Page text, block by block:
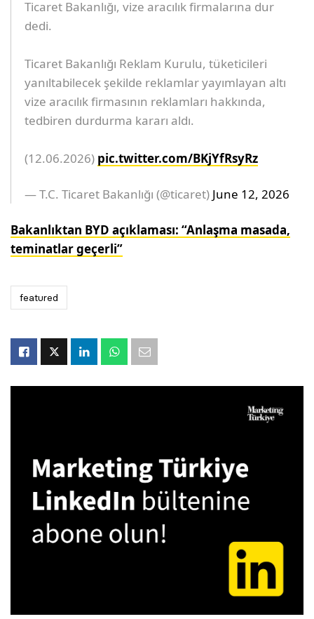
Ticaret Bakanlığı, vize aracılık firmalarına dur
dedi.
Ticaret Bakanlığı Reklam Kurulu, tüketicileri
yanıltabilecek şekilde reklamlar yayımlayan altı
vize aracılık firmasının reklamları hakkında,
tedbiren durdurma kararı aldı.
(12.06.2026) pic.twitter.com/BKjYfRsyRz
— T.C. Ticaret Bakanlığı (@ticaret) June 12, 2026
Bakanlıktan BYD açıklaması: “Anlaşma masada,
teminatlar geçerli”
featured